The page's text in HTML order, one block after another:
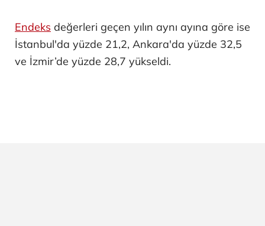
Endeks değerleri geçen yılın aynı ayına göre ise
İstanbul'da yüzde 21,2, Ankara'da yüzde 32,5
ve İzmir’de yüzde 28,7 yükseldi.